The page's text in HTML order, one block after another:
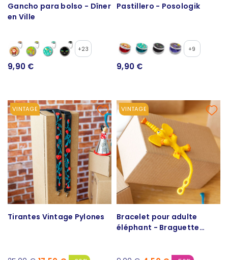
Gancho para bolso - Dîner
en Ville
+23
9,90 €
Pastillero - Posologik
+9
9,90 €
VINTAGE
Tirantes Vintage Pylones
VINTAGE
Bracelet pour adulte
éléphant - Braguette